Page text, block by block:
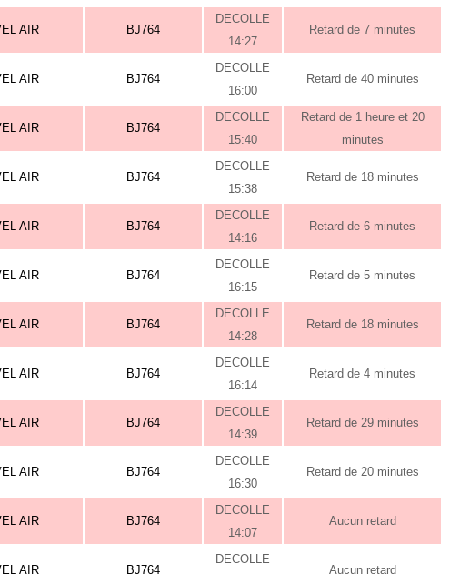
AIR BJ764
DECOLLE
14:27
Retard de 7 minutes
AIR BJ764
DECOLLE
16:00
Retard de 40 minutes
AIR BJ764
DECOLLE
15:40
Retard de 1 heure et 20
minutes
AIR BJ764
DECOLLE
15:38
Retard de 18 minutes
AIR BJ764
DECOLLE
14:16
Retard de 6 minutes
AIR BJ764
DECOLLE
16:15
Retard de 5 minutes
AIR BJ764
DECOLLE
14:28
Retard de 18 minutes
AIR BJ764
DECOLLE
16:14
Retard de 4 minutes
AIR BJ764
DECOLLE
14:39
Retard de 29 minutes
AIR BJ764
DECOLLE
16:30
Retard de 20 minutes
AIR BJ764
DECOLLE
14:07
Aucun retard
AIR BJ764
DECOLLE
Aucun retard